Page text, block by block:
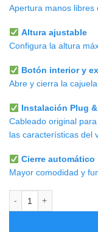
Apertura manos libres
Altura ajustable
Configura la altura
Botón interior y
Abre y cierra la
Instalación Plug
Cableado original
las características del
Cierre automático
Mayor comodidad y